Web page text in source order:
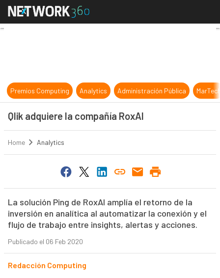
Qlik adquiere la compañía RoxAI
Premios Computing Analytics Administración Pública
Qlik adquiere la compañía RoxAI
Home Analytics
La solución Ping de RoxAI amplía el retorno de la
inversión en analítica al automatizar la conexión y el
flujo de trabajo entre insights, alertas y acciones.
Publicado el 06 Feb 2020
Redacción Computing